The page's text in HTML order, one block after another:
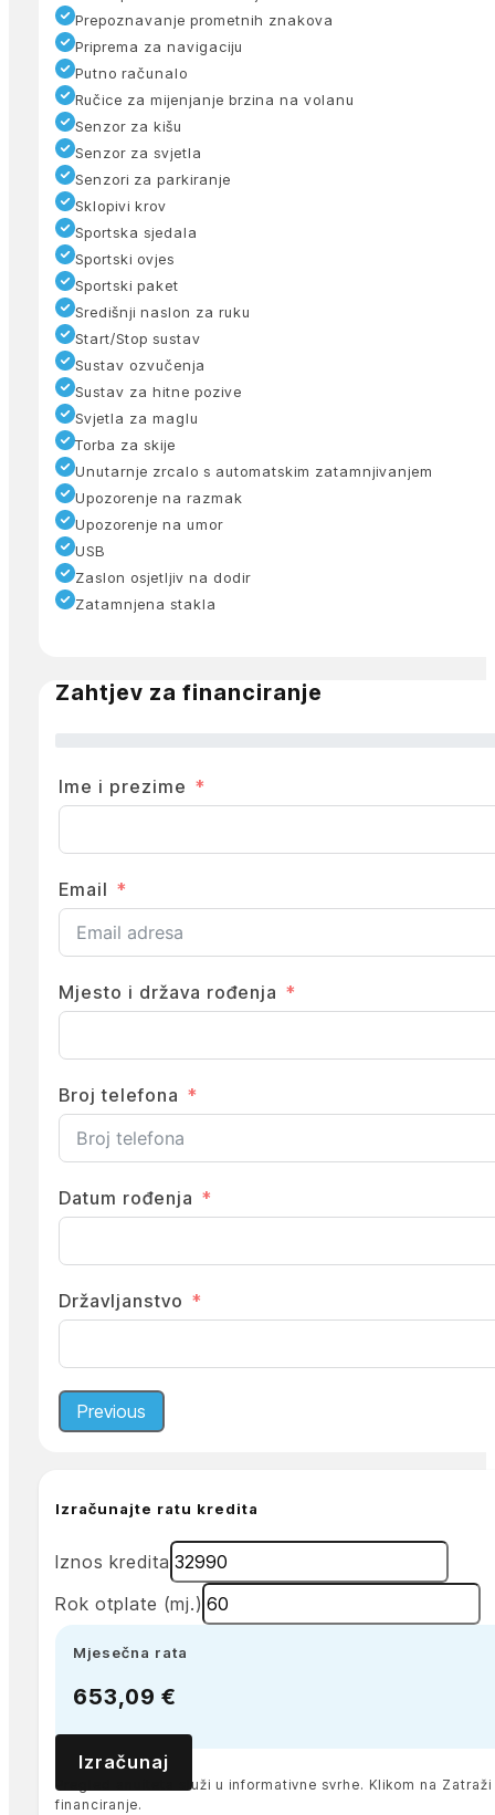
Prepoznavanje prometnih znakova
Priprema za navigaciju
Putno računalo
Ručice za mijenjanje brzina na volanu
Senzor za kišu
Senzor za svjetla
Senzori za parkiranje
Sklopivi krov
Sportska sjedala
Sportski ovjes
Sportski paket
Središnji naslon za ruku
Start/Stop sustav
Sustav ozvučenja
Sustav za hitne pozive
Svjetla za maglu
Torba za skije
Unutarnje zrcalo s automatskim zatamnjivanjem
Upozorenje na razmak
Upozorenje na umor
USB
Zaslon osjetljiv na dodir
Zatamnjena stakla
Zahtjev za financiranje
Ime i prezime
Email
Mjesto i država rođenja
Broj telefona
Datum rođenja
Državljanstvo
Previous
Izračunajte ratu kredita
Iznos kredita
Rok otplate (mj.)
Mjesečna rata
653,09 €
Izračunaj
Pregled anuiteta služi u informativne svrhe. Klikom na
financiranje.